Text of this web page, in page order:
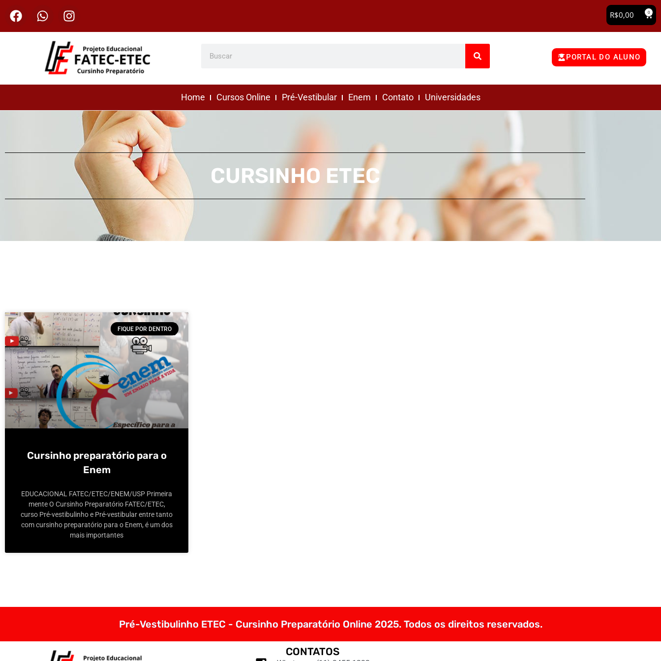
R$0,00 0
PORTAL DO ALUNO
Home Cursos Online Pré-Vestibular Enem Contato Universidades
CURSINHO ETEC
FIQUE POR DENTRO
Cursinho preparatório para o
Enem
EDUCACIONAL FATEC/ETEC/ENEM/USP Primeira
mente O Cursinho Preparatório FATEC/ETEC,
curso Pré-vestibulinho e Pré-vestibular entre tanto
com cursinho preparatório para o Enem, é um dos
mais importantes
Pré-Vestibulinho ETEC - Cursinho Preparatório Online 2025. Todos os direitos reservados.
CONTATOS